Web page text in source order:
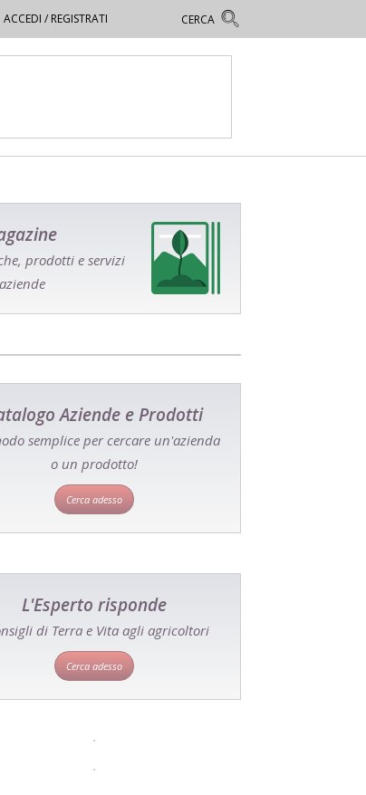
ACCEDI / REGISTRATI
prodotti e servizi
Aziende e Prodotti
semplice per cercare un'azienda
o un prodotto!
Cerca adesso
L'Esperto risponde
di Terra e Vita agli agricoltori
Cerca adesso